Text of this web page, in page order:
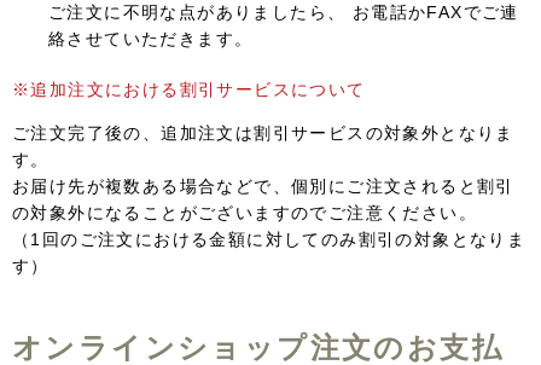
ご注文に不明な点がありましたら、 お電話かFAXでご連
絡させていただきます。
※追加注文における割引サービスについて
ご注文完了後の、追加注文は割引サービスの対象外となりま
す。
お届け先が複数ある場合などで、個別にご注文されると割引
の対象外になることがございますのでご注意ください。
（1回のご注文における金額に対してのみ割引の対象となりま
す）
オンラインショップ注文のお支払